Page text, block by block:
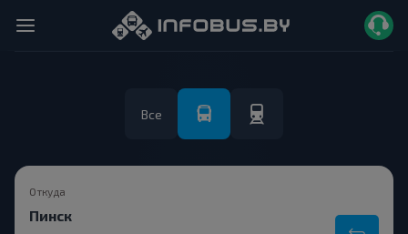
Все
Откуда